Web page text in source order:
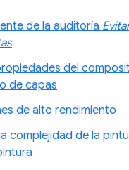
de la auditoría
del
de capas
de alto rendimiento
complejidad de la